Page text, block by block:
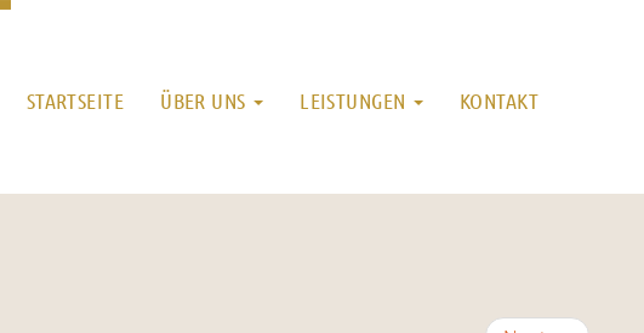
STARTSEITE ÜBER UNS LEISTUNGEN KONTAKT